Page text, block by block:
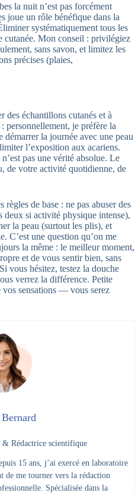
la nuit n’est pas forcément
joue un rôle bénéfique dans la
systématiquement tous les
cutanée. Mon conseil : privilégiez
sans savon, et limitez les
précises (plaies,
des échantillons cutanés et à
personnellement, je préfère la
la journée avec une peau
l’exposition aux acariens.
pas une vérité absolue. Le
de votre activité quotidienne, de
règles de base : ne pas abuser des
si activité physique intense),
la peau (surtout les plis), et
C’est une question qu’on me
la même : le meilleur moment,
et de vous sentir bien, sans
vous hésitez, testez la douche
verrez la différence. Petite
vos sensations — vous serez
& Rédactrice scientifique
15 ans, j’ai exercé en laboratoire
de me tourner vers la rédaction
Spécialisée dans la